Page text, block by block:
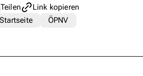
Teilen
Link kopieren
Startseite
ÖPNV